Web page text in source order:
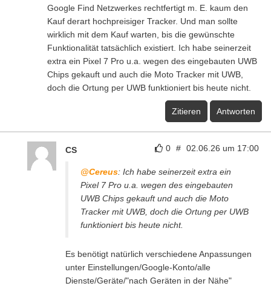
Google Find Netzwerkes rechtfertigt m. E. kaum den
Kauf derart hochpreisiger Tracker. Und man sollte
wirklich mit dem Kauf warten, bis die gewünschte
Funktionalität tatsächlich existiert. Ich habe seinerzeit
extra ein Pixel 7 Pro u.a. wegen des eingebauten UWB
Chips gekauft und auch die Moto Tracker mit UWB,
doch die Ortung per UWB funktioniert bis heute nicht.
Zitieren Antworten
0 # 02.06.26 um 17:00
CS
@Cereus: Ich habe seinerzeit extra ein
Pixel 7 Pro u.a. wegen des eingebauten
UWB Chips gekauft und auch die Moto
Tracker mit UWB, doch die Ortung per UWB
funktioniert bis heute nicht.
Es benötigt natürlich verschiedene Anpassungen
unter Einstellungen/Google-Konto/alle
Dienste/Geräte/"nach Geräten in der Nähe"